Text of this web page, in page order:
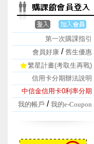
第一次購課指引
會員好康 / 舊生優惠
繁星計畫(考取生再戰)
信用卡分期辦法說明
中信金信用卡0利率分期
我的帳戶 / 我的e-Coupon